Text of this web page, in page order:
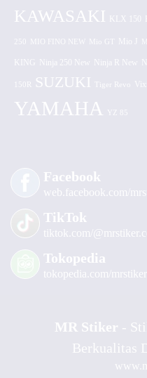
KAWASAKI KLX 150
250 MIO FINO NEW Mio GT Mio J
KING Ninja 250 New Ninja R New
150R SUZUKI Tiger Revo
YAMAHA YZ 85
Facebook
web.facebook.com/
TikTok
tiktok.com/
Tokopedia
tokopedia.com/mrstiker
MR Stiker -
Berkualitas